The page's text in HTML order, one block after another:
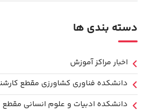
دسته بندی ها
اخبار مراکز آموزش
دانشكده فناوري كشاورزی مقطع
دانشکده ادبیات و علوم انسانی